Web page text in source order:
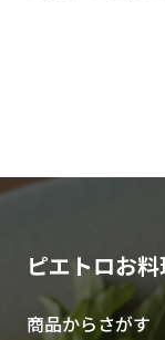
ピエトロお
商品からさがす